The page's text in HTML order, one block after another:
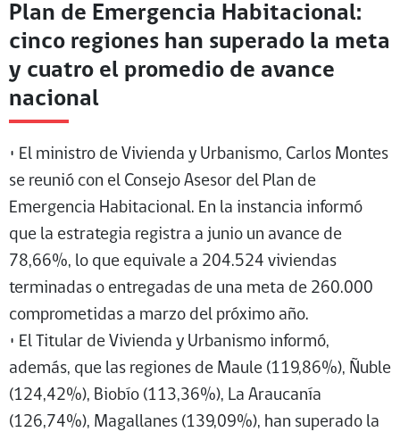
Plan de Emergencia Habitacional:
cinco regiones han superado la meta
y cuatro el promedio de avance
nacional
• El ministro de Vivienda y Urbanismo, Carlos Montes
se reunió con el Consejo Asesor del Plan de
Emergencia Habitacional. En la instancia informó
que la estrategia registra a junio un avance de
78,66%, lo que equivale a 204.524 viviendas
terminadas o entregadas de una meta de 260.000
comprometidas a marzo del próximo año.
• El Titular de Vivienda y Urbanismo informó,
además, que las regiones de Maule (119,86%), Ñuble
(124,42%), Biobío (113,36%), La Araucanía
(126,74%), Magallanes (139,09%), han superado la